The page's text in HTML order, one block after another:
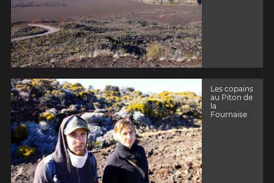
Les copains
au Piton de
la
Fournaise